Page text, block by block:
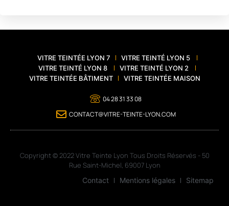
VITRE TEINTÉE LYON 7
VITRE TEINTÉ LYON 5
VITRE TEINTÉ LYON 8
VITRE TEINTÉ LYON 2
VITRE TEINTÉE BÂTIMENT
VITRE TEINTÉE MAISON
04 28 31 33 08
CONTACT@VITRE-TEINTE-LYON.COM
Copyright © 2022 Vitre Teinte Lyon Tous Droits Réservés - 50
Rue Saint-Michel, 69007 Lyon
Contact Mentions légales Sitemap